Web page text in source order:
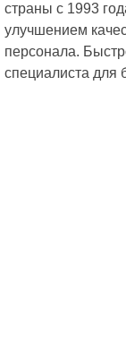
страны с 1993
улучшением
персонала.
специалиста для